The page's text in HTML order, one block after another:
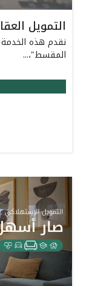
اتصل بنا
مواقع الفروع
مصر
المملكة
مملكة
التمويل
نقدم هذه
المقسط"،...